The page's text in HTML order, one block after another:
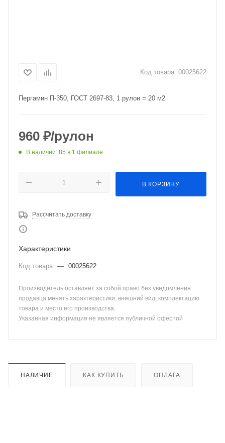
Код товара: 00025622
Пергамин П-350, ГОСТ 2697-83, 1 рулон = 20 м2
960 ₽/рулон
В наличии: 85 в 1 филиале
В КОРЗИНУ
Рассчитать доставку
Характеристики
Код товара — 00025622
Производитель оставляет за собой право без уведомления
продавца менять характеристики, внешний вид, комплектацию
товара и место его производства.
Указанная информация не является публичной офертой
НАЛИЧИЕ КАК КУПИТЬ ОПЛАТА